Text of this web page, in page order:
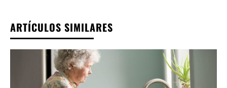
ARTÍCULOS SIMILARES